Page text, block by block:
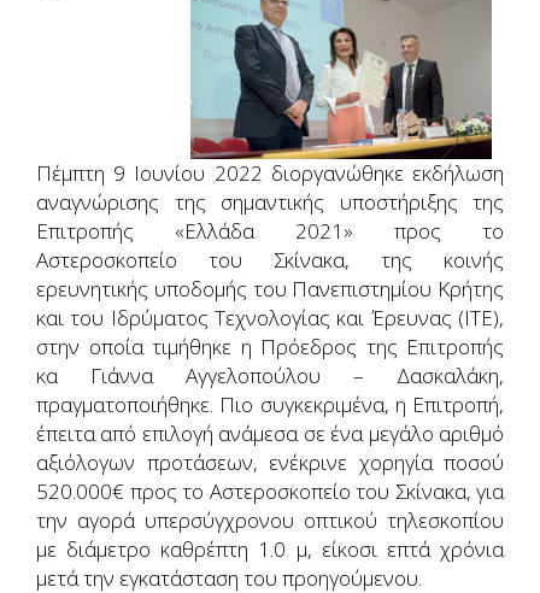
Πέμπτη 9 Ιουνίου 2022 διοργανώθηκε εκδήλωση
αναγνώρισης της σημαντικής υποστήριξης της
Επιτροπής «Ελλάδα 2021» προς το
Αστεροσκοπείο του Σκίνακα, της κοινής
ερευνητικής υποδομής του Πανεπιστημίου Κρήτης
και του Ιδρύματος Τεχνολογίας και Έρευνας (ΙΤΕ),
στην οποία τιμήθηκε η Πρόεδρος της Επιτροπής
κα Γιάννα Αγγελοπούλου – Δασκαλάκη,
πραγματοποιήθηκε. Πιο συγκεκριμένα, η Επιτροπή,
έπειτα από επιλογή ανάμεσα σε ένα μεγάλο αριθμό
αξιόλογων προτάσεων, ενέκρινε χορηγία ποσού
520.000€ προς το Αστεροσκοπείο του Σκίνακα, για
την αγορά υπερσύγχρονου οπτικού τηλεσκοπίου
με διάμετρο καθρέπτη 1.0 μ, είκοσι επτά χρόνια
μετά την εγκατάσταση του προηγούμενου.